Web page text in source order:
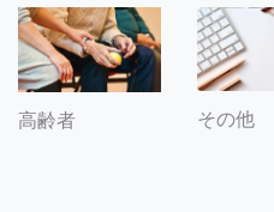
高齢者 その他